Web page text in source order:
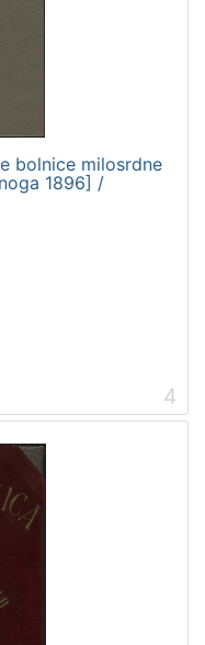
bolnice milosrdne
1896] /
4